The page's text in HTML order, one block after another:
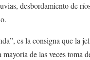
desbordamiento de
es la consigna que la
mayoría de las veces toma